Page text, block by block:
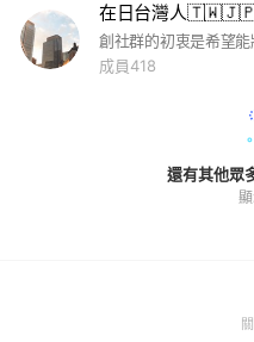
在日台灣人🇹🇼🇯🇵
成員418
還有其他眾